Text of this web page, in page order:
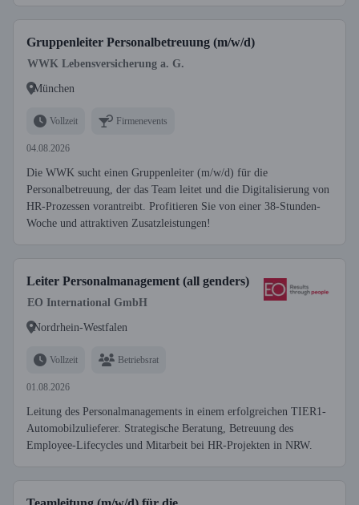
Gruppenleiter Personalbetreuung (m/w/d)
WWK Lebensversicherung a. G.
München
Vollzeit Firmenevents
04.08.2026
Die WWK sucht einen Gruppenleiter (m/w/d) für die
Personalbetreuung, der das Team leitet und die Digitalisierung von
HR-Prozessen vorantreibt. Profitieren Sie von einer 38-Stunden-
Woche und attraktiven Zusatzleistungen!
Leiter Personalmanagement (all genders)
EO International GmbH
Nordrhein-Westfalen
Vollzeit Betriebsrat
01.08.2026
Leitung des Personalmanagements in einem erfolgreichen TIER1-
Automobilzulieferer. Strategische Beratung, Betreuung des
Employee-Lifecycles und Mitarbeit bei HR-Projekten in NRW.